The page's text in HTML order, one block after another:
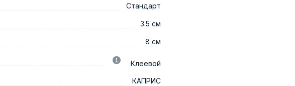
Стандарт
3.5 см
8 см
Клеевой
КАПРИС